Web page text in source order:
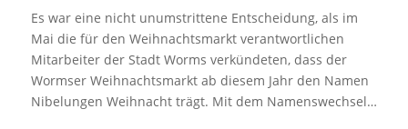
Es war eine nicht unumstrittene Entscheidung, als im
Mai die für den Weihnachtsmarkt verantwortlichen
Mitarbeiter der Stadt Worms verkündeten, dass der
Wormser Weihnachtsmarkt ab diesem Jahr den Namen
Nibelungen Weihnacht trägt. Mit dem Namenswechsel…